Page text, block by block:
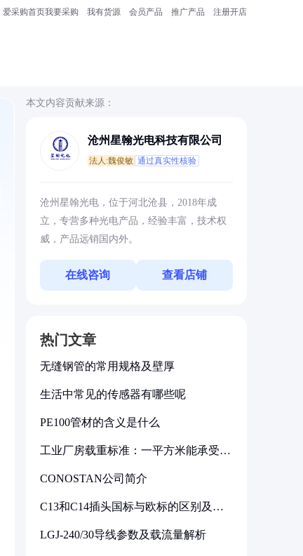
爱采购首页我要采购 我有货源 会员产品 推广产品 注册开店
本文内容贡献来源：
沧州星翰光电科技有限公司
法人:魏俊敏 通过真实性核验
沧州星翰光电，位于河北沧县，2018年成
立，专营多种光电产品，经验丰富，技术权
威，产品远销国内外。
在线咨询 查看店铺
热门文章
无缝钢管的常用规格及壁厚
生活中常见的传感器有哪些呢
PE100管材的含义是什么
工业厂房载重标准：一平方米能承受多
CONOSTAN公司简介
C13和C14插头国标与欧标的区别及其
LGJ-240/30导线参数及载流量解析